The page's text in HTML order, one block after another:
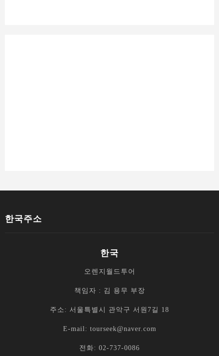
한국주소
한국
오렌지월드투어
책임자 : 김 용무 부장
주소: 서울특별시 관악구 서원7길 18
E-mail: tourseek@naver.com
전화: 02-737-0086